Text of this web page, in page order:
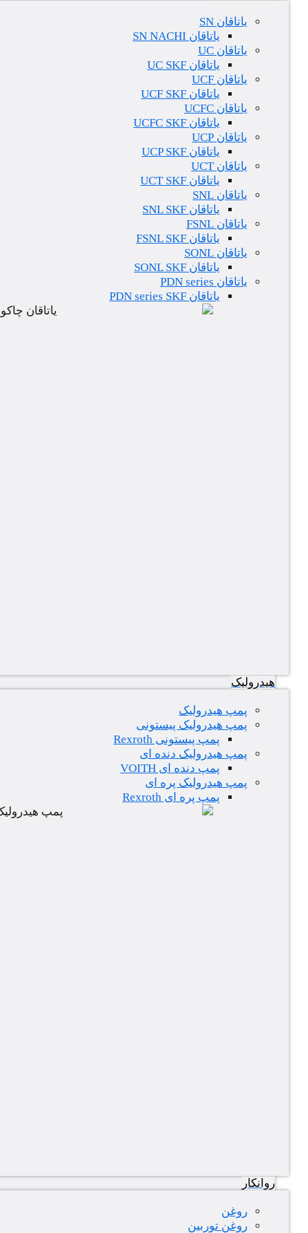
یاتاقان SN
یاتاقان SN NACHI
یاتاقان UC
یاتاقان UC SKF
یاتاقان UCF
یاتاقان UCF SKF
یاتاقان UCFC
یاتاقان UCFC SKF
یاتاقان UCP
یاتاقان UCP SKF
یاتاقان UCT
یاتاقان UCT SKF
یاتاقان SNL
یاتاقان SNL SKF
یاتاقان FSNL
یاتاقان FSNL SKF
یاتاقان SONL
یاتاقان SONL SKF
یاتاقان PDN series
یاتاقان PDN series SKF
هیدرولیک
پمپ هیدرولیک
پمپ هیدرولیک پیستونی
پمپ پیستونی Rexroth
پمپ هیدرولیک دنده ای
پمپ دنده ای VOITH
پمپ هیدرولیک پره ای
پمپ پره ای Rexroth
روانکار
روغن
روغن توربین